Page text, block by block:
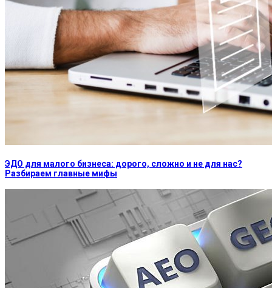
ЭДО для малого бизнеса: дорого, сложно и не для нас?
Разбираем главные мифы